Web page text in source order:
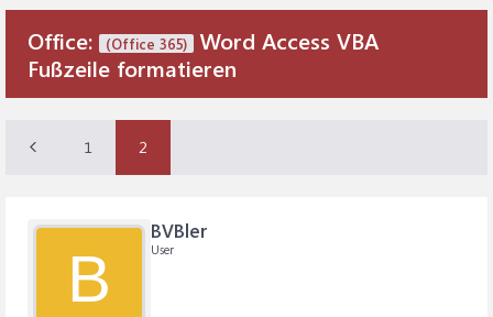
Office: (Office 365)
Word Access VBA
Fußzeile formatieren
1 2
B
BVBler
User